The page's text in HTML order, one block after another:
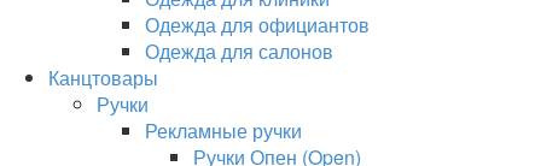
Одежда для официантов
Одежда для салонов
Канцтовары
Ручки
Рекламные ручки
Ручки Опен (Open)